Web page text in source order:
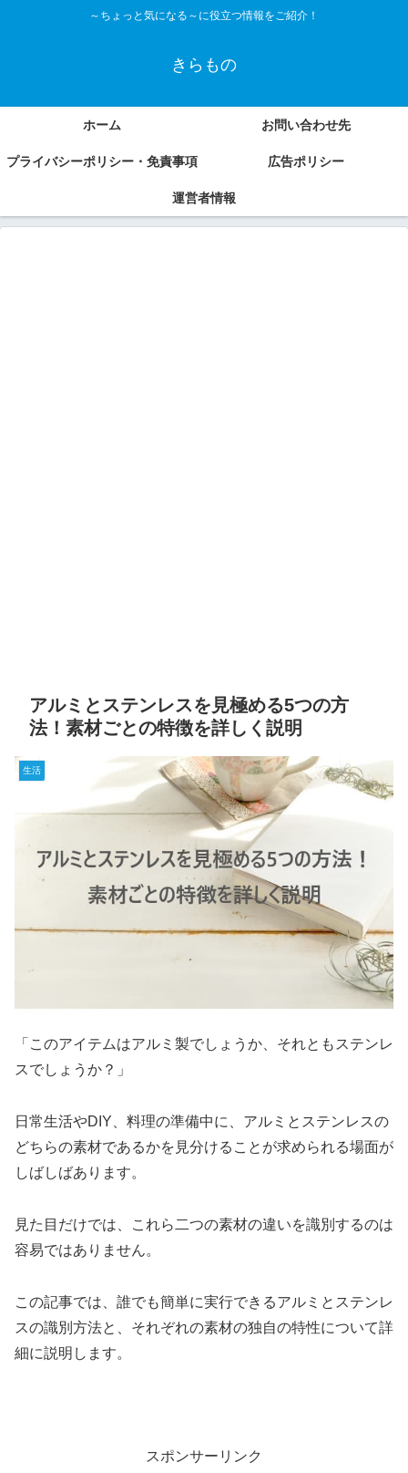
～ちょっと気になる～に役立つ情報をご紹介！
きらもの
ホーム お問い合わせ先
プライバシーポリシー・免責事項 広告ポリシー
運営者情報
アルミとステンレスを見極める5つの方
法！素材ごとの特徴を詳しく説明
生活
「このアイテムはアルミ製でしょうか、それともステンレ
スでしょうか？」
日常生活やDIY、料理の準備中に、アルミとステンレスの
どちらの素材であるかを見分けることが求められる場面が
しばしばあります。
見た目だけでは、これら二つの素材の違いを識別するのは
容易ではありません。
この記事では、誰でも簡単に実行できるアルミとステンレ
スの識別方法と、それぞれの素材の独自の特性について詳
細に説明します。
スポンサーリンク